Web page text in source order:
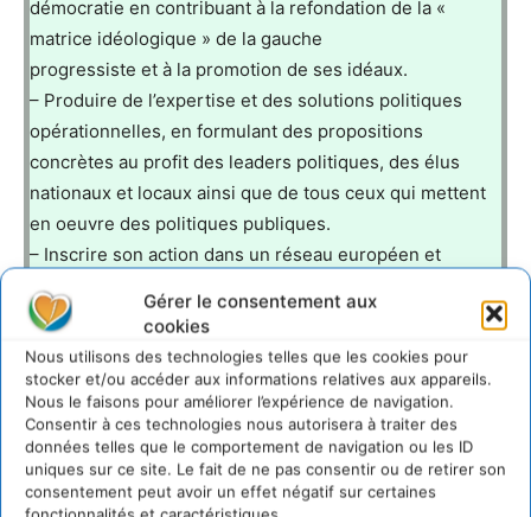
Gérer le consentement aux
cookies
Nous utilisons des technologies telles que les cookies pour
stocker et/ou accéder aux informations relatives aux appareils.
Nous le faisons pour améliorer l’expérience de navigation.
Consentir à ces technologies nous autorisera à traiter des
données telles que le comportement de navigation ou les ID
uniques sur ce site. Le fait de ne pas consentir ou de retirer son
consentement peut avoir un effet négatif sur certaines
démocratie en contribuant à la refondation de la «
matrice idéologique » de la gauche
progressiste et à la promotion de ses idéaux.
– Produire de l’expertise et des solutions politiques
opérationnelles, en formulant des propositions
concrètes au profit des leaders politiques, des élus
nationaux et locaux ainsi que de tous ceux qui mettent
en oeuvre des politiques publiques.
– Inscrire son action dans un réseau européen et
international de think tanks progressistes en s’inspirant
des réussites et des bonnes pratiques de nos
partenaires européens, participer à l’influence
intellectuelle de la France en Europe et contribuer à
faire émerger une doctrine progressiste européenne.
Plus généralement, Terra Nova contribue à l’animation
du débat démocratique, à la vie des idées, à la